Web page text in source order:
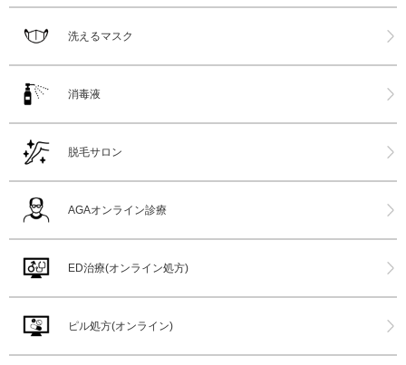
洗えるマスク
消毒液
脱毛サロン
AGAオンライン診療
ED治療(オンライン処方)
ピル処方(オンライン)